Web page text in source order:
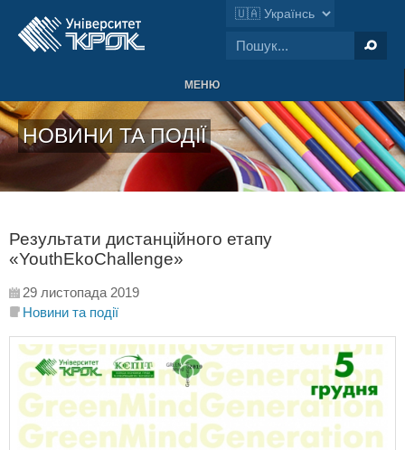
МЕНЮ
НОВИНИ ТА ПОДІЇ
Результати дистанційного етапу
«YouthEkoChallenge»
29 листопада 2019
Новини та події